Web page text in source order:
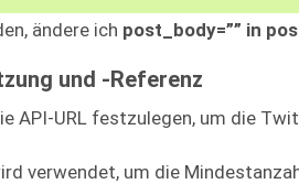
ändere ich post_body=”” in
und -Referenz
API-URL festzulegen, um die
verwendet, um die